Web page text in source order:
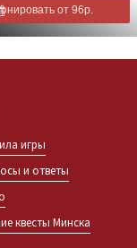
от 96р.
игры
и ответы
квесты Минска